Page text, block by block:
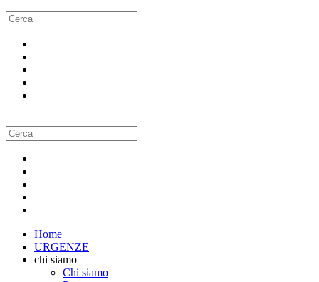
Home
URGENZE
chi siamo
Chi siamo